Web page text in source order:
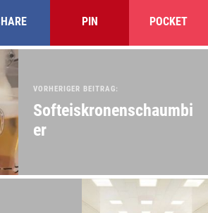
PIN POCKET
VORHERIGER BEITRAG:
Softeiskronenschaumbi
er